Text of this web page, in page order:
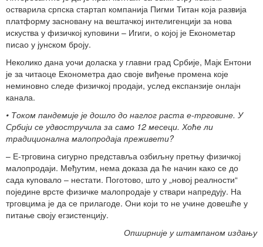
остварила српска стартап компанија Пигми Титан која развија
платформу засновану на вештачкој интелигенцији за нова
искуства у физичкој куповини – Игиги, о којој је Економетар
писао у јунском броју.
Неколико дана уочи доласка у главни град Србије, Мајк Ентони
је за читаоце Економетра дао своје виђење промена које
неминовно следе физичкој продаји, услед експанзије онлајн
канала.
• Током пандемије је дошло до наглог раста е-трговине. У
Србији се удвостручила за само 12 месеци. Хоће ли
традиционална малопродаја преживети?
– Е-трговина сигурно представља озбиљну претњу физичкој
малопродаји. Међутим, нема доказа да ће начин како се до
сада куповало – нестати. Поготово, што у „новој реалности“
поједине врсте физичке малопродаје у ствари напредују. На
трговцима је да се прилагоде. Они који то не учине довешће у
питање своју егзистенцију.
Опширније у штампаном издању